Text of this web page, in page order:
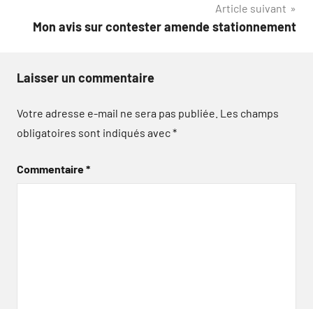
Article suivant
Mon avis sur contester amende stationnement
Laisser un commentaire
Votre adresse e-mail ne sera pas publiée. Les champs
obligatoires sont indiqués avec*
Commentaire*